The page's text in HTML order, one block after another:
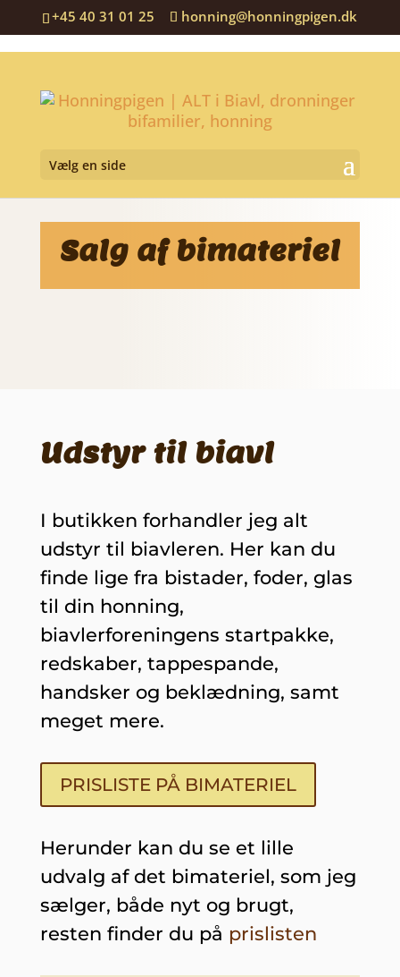
+45 40 31 01 25 honning@honningpigen.dk
Vælg en side
Salg af bimateriel
Udstyr til biavl
I butikken forhandler jeg alt
udstyr til biavleren. Her kan du
finde lige fra bistader, foder, glas
til din honning,
biavlerforeningens startpakke,
redskaber, tappespande,
handsker og beklædning, samt
meget mere.
PRISLISTE PÅ BIMATERIEL
Herunder kan du se et lille
udvalg af det bimateriel, som jeg
sælger, både nyt og brugt,
resten finder du på prislisten